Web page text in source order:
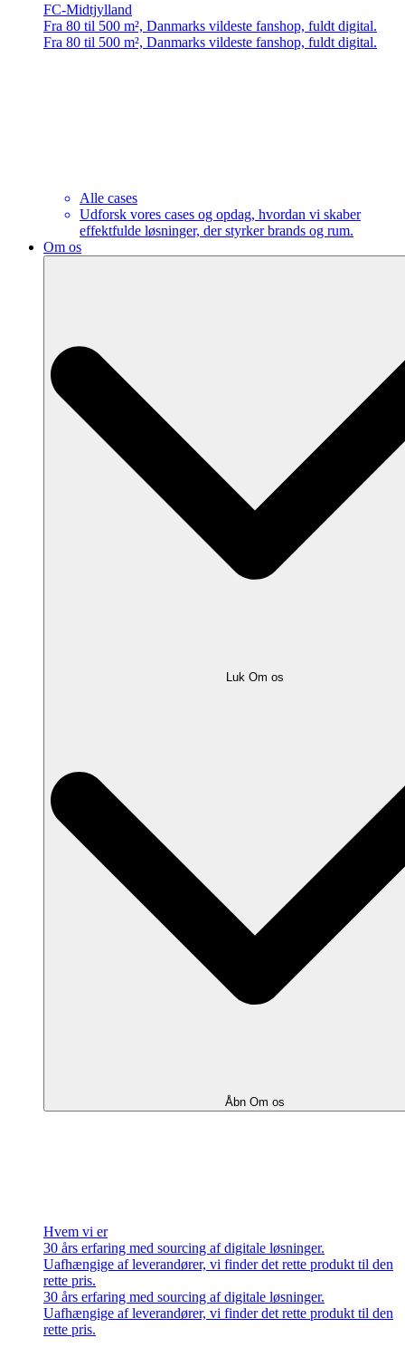
FC-Midtjylland
Fra 80 til 500 m², Danmarks vildeste fanshop, fuldt digital.
Fra 80 til 500 m², Danmarks vildeste fanshop, fuldt digital.
Alle cases
Udforsk vores cases og opdag, hvordan vi skaber
effektfulde løsninger, der styrker brands og rum.
Om os
Luk Om os
Åbn Om os
Hvem vi er
30 års erfaring med sourcing af digitale løsninger.
Uafhængige af leverandører, vi finder det rette produkt til den
rette pris.
30 års erfaring med sourcing af digitale løsninger.
Uafhængige af leverandører, vi finder det rette produkt til den
rette pris.